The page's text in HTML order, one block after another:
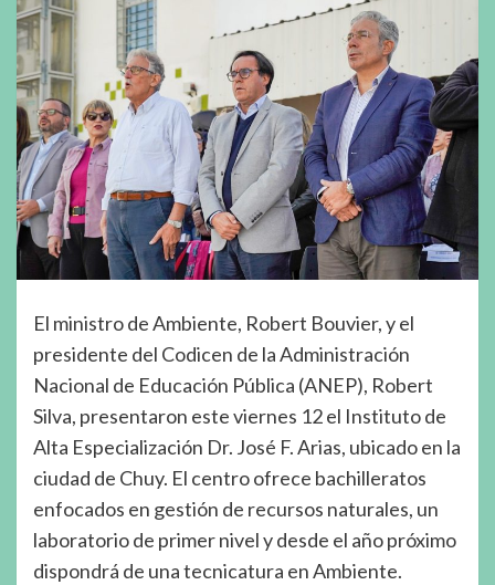
El ministro de Ambiente, Robert Bouvier, y el
presidente del Codicen de la Administración
Nacional de Educación Pública (ANEP), Robert
Silva, presentaron este viernes 12 el Instituto de
Alta Especialización Dr. José F. Arias, ubicado en la
ciudad de Chuy. El centro ofrece bachilleratos
enfocados en gestión de recursos naturales, un
laboratorio de primer nivel y desde el año próximo
dispondrá de una tecnicatura en Ambiente.